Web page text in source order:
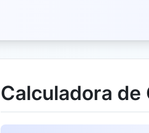
Calculadora